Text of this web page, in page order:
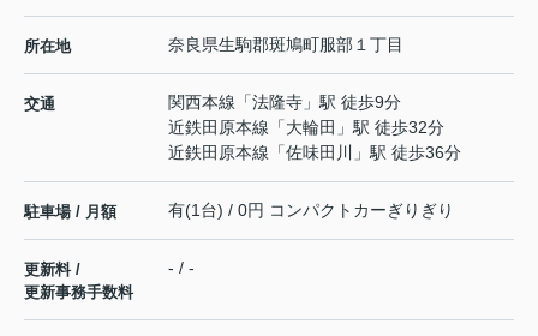
所在地 奈良県生駒郡斑鳩町服部 １丁目
交通 関西本線 「法隆寺 」駅 徒歩9分
近鉄田原本線 「大輪田 」駅 徒歩32分
近鉄田原本線 「佐味田川 」駅 徒歩36分
駐車場 / 月額 有(1台) / 0円 コンパクトカーぎりぎり
更新料 /
更新事務手数料
- / -